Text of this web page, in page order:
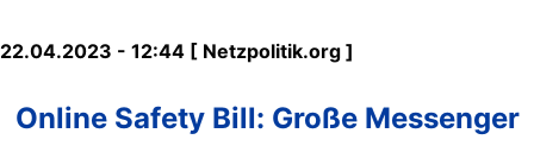
22.04.2023 - 12:44 [ Netzpolitik.org ]
Online Safety Bill: Große Messenger